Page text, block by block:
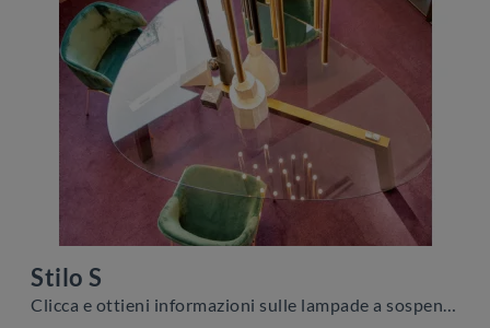
Stilo S
Clicca e ottieni informazioni sulle lampade a sospensione di Riflessi: il modello Stilo S in metallo ti aspetta!